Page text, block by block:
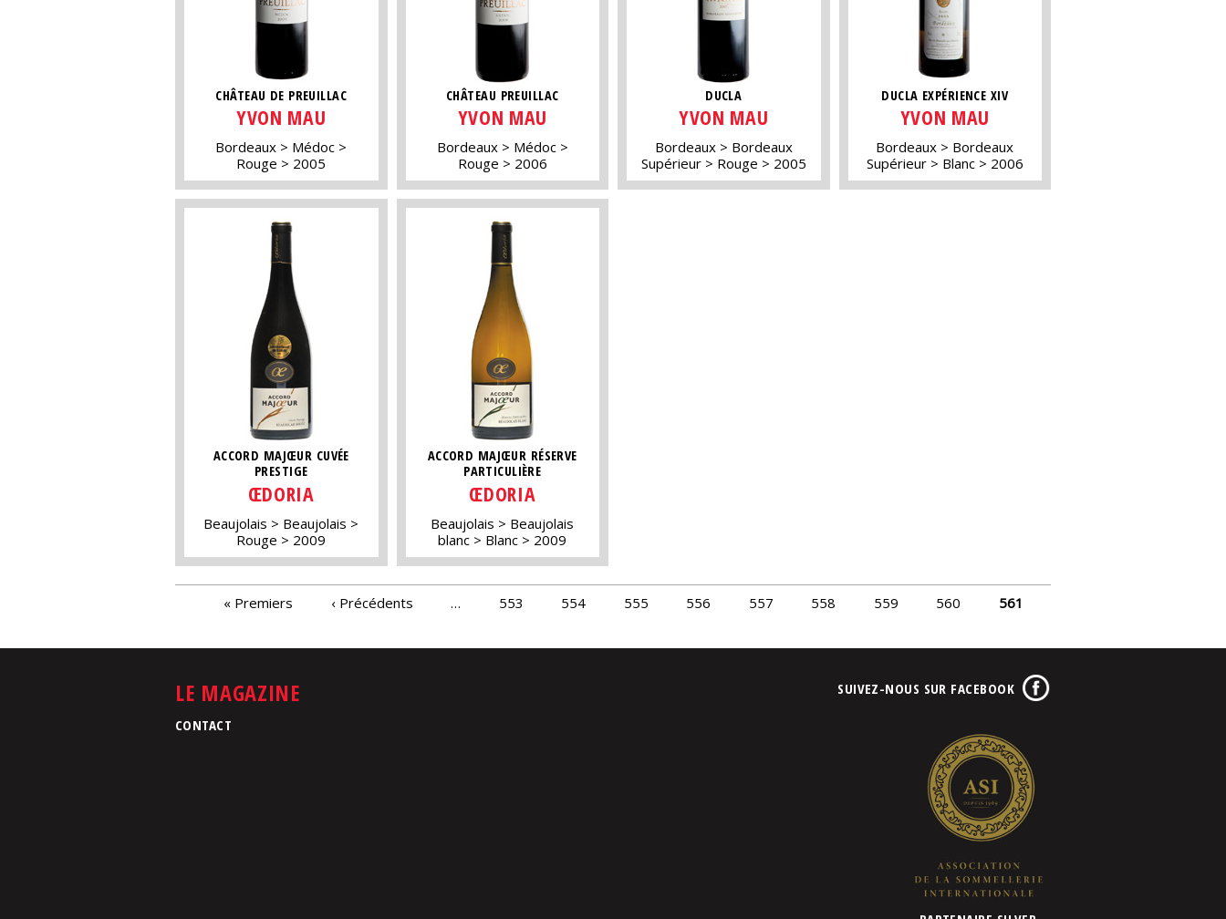
CHÂTEAU DE PREUILLAC
YVON MAU
Bordeaux
Médoc
Rouge
2005
CHÂTEAU PREUILLAC
YVON MAU
Bordeaux
Médoc
Rouge
2006
DUCLA
YVON MAU
Bordeaux
Bordeaux
Supérieur
Rouge 2005
DUCLA EXPÉRIENCE XIV
YVON MAU
Bordeaux
Bordeaux
Supérieur
Blanc 2006
ACCORD MAJŒUR CUVÉE
PRESTIGE
ŒDORIA
Beaujolais
Beaujolais
Rouge
2009
ACCORD MAJŒUR RÉSERVE
PARTICULIÈRE
ŒDORIA
Beaujolais
Beaujolais
blanc
Blanc 2009
PAGES« Premiers ‹ Précédents … 553 554 555 556 557 558 559 560 561
LE MAGAZINE
CONTACT
SUIVEZ-NOUS SUR FACEBOOK